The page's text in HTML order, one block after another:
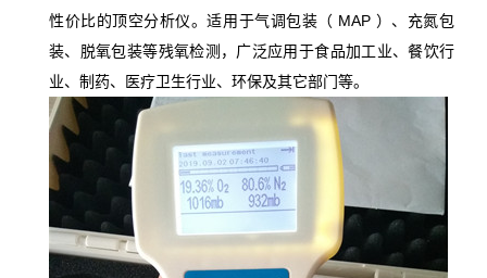
性价比的顶空分析仪。适用于气调包装（ MAP ）、充氮包
装、脱氧包装等残氧检测 ，广泛应用于食品加工业、餐饮行
业、制药、医疗卫生行业、环保及其它部门等。